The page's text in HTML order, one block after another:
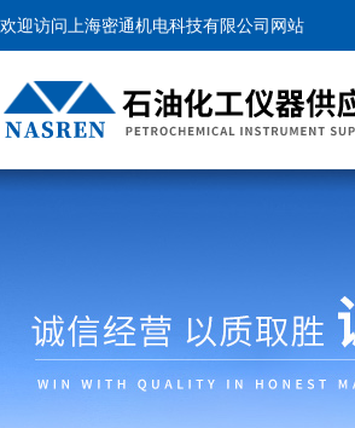
欢迎访问上海密通机电科技有限公司网站